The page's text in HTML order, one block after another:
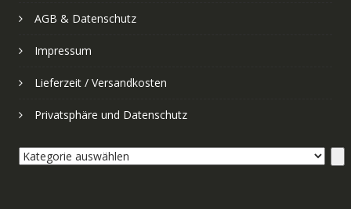
AGB & Datenschutz
Impressum
Lieferzeit / Versandkosten
Privatsphäre und Datenschutz
Kategorie